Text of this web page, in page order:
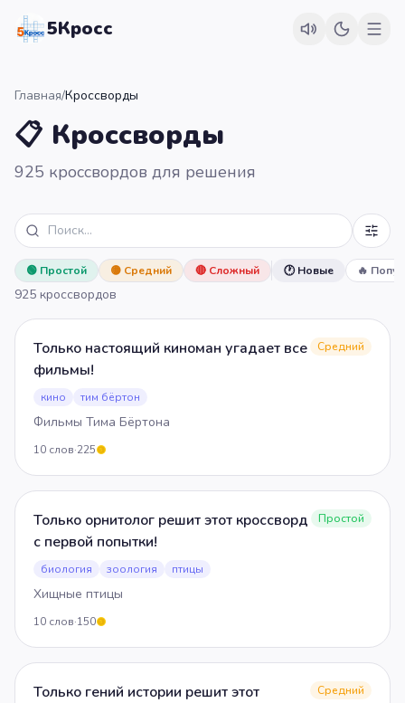
5Кросс
Главная/Кроссворды
📋 Кроссворды
925 кроссвордов для решения
🟢 Простой 🟡 Средний 🔴 Сложный 🕐 Новые 🔥
925 кроссвордов
Только настоящий киноман угадает все
фильмы!
Средний
кино тим бёртон
Фильмы Тима Бёртона
10 слов·225
Только орнитолог решит этот кроссворд
с первой попытки!
Простой
биология зоология птицы
Хищные птицы
10 слов·150
Только гений истории решит этот
Средний